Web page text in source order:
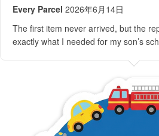
Every Parcel 2026年6月14日
The first item never arrived, but the
exactly what I needed for my son’s